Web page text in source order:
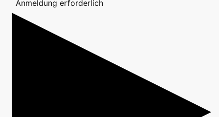
Anmeldung erforderlich